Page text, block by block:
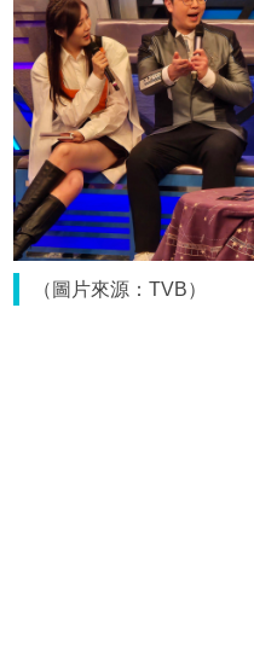
（圖片來源：TVB）